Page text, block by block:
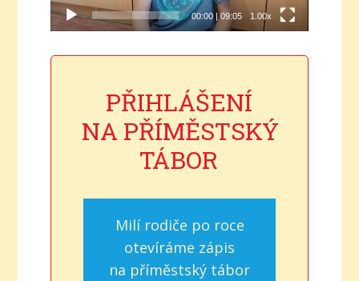
00:00 |09:05 1.00x
PŘIHLÁŠENÍ
NA PŘÍMĚSTSKÝ
TÁBOR
Milí rodiče po roce
otevíráme zápis
na příměstský tábor